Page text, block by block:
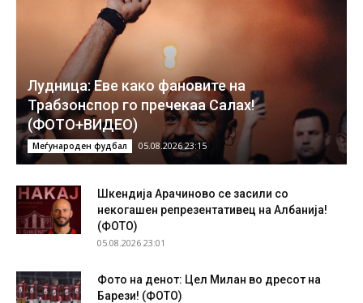
Лудница: Еве како фановите на
Трабзонспор го пречекаа Салах!
(ФОТО+ВИДЕО)
Меѓународен фудбал 05.08.2026 23:15
Шкендија Арачиново се засили со
некогашен репрезентативец на Албанија!
(ФОТО)
05.08.2026 23:01
Фото на денот: Цел Милан во дресот на
Барези! (ФОТО)